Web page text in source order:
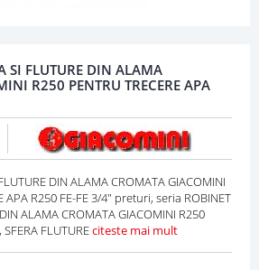
SI FLUTURE DIN ALAMA
R250 PENTRU TRECERE APA
DIN ALAMA CROMATA GIACOMINI
APA R250 FE-FE 3/4" preturi, seria ROBINET
ALAMA CROMATA GIACOMINI R250
SFERA FLUTUREciteste mai mult